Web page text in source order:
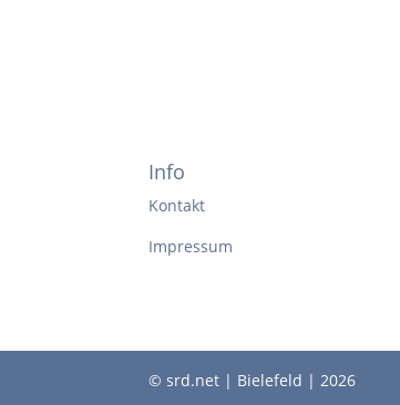
Info
Kontakt
Impressum
© srd.net | Bielefeld | 2026